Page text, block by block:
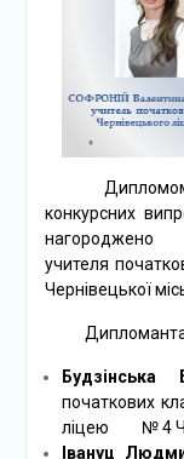
Дипломом за
конкурсних
нагороджено
учителя
Чернівецької
Будзінська
початкових
ліцею № 4
Івануц